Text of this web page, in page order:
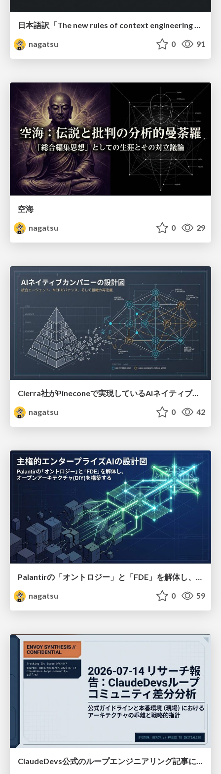
日本語訳「The new rules of context engineering for Claude 5 models」
nagatsu
0 91
空海
nagatsu
0 29
Cierra社がPineconeで実現しているAIネイティブカンパニーの設計図
nagatsu
0 42
Palantirの「オントロジー」と「FDE」を解体し、オープンアーキテクチャをDIY
nagatsu
0 59